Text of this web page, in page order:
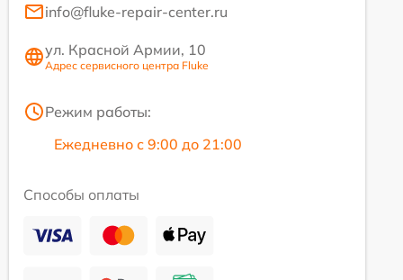
info@fluke-repair-center.ru
ул. Красной Армии, 10
Адрес сервисного центра Fluke
Режим работы:
Ежедневно с 9:00 до 21:00
Способы оплаты